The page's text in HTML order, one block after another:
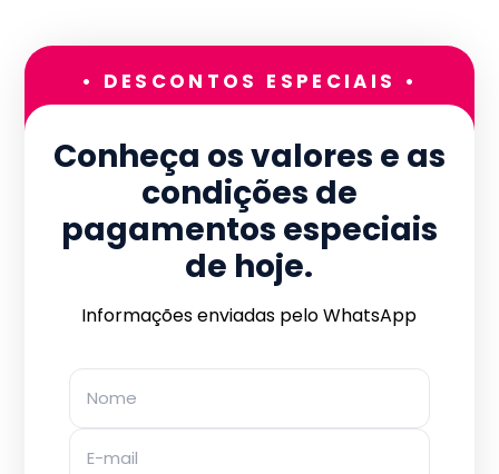
• DESCONTOS ESPECIAIS •
Conheça os valores e as
condições de
pagamentos especiais
de hoje.
Informações enviadas pelo WhatsApp